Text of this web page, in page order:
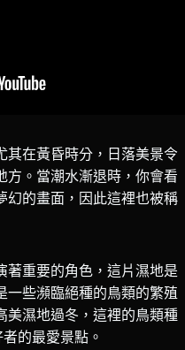
其在黃昏時分，日落美景令
方。當潮水漸退時，你會看
幻的畫面，因此這裡也被稱
著重要的角色，這片濕地是
一些瀕臨絕種的鳥類的繁殖
美濕地過冬，這裡的鳥類種
的最愛景點。